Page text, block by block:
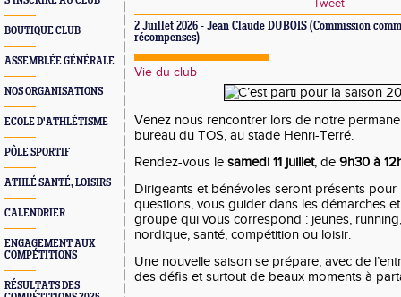
BOUTIQUE CLUB
ASSEMBLÉE GÉNÉRALE
NOS ORGANISATIONS
ECOLE D'ATHLÉTISME
PÔLE SPORTIF
ATHLÉ SANTÉ, LOISIRS
CALENDRIER
ENGAGEMENT AUX
COMPÉTITIONS
RÉSULTATS DES
Tweet
2 Juillet 2026 - Jean Claude DUBOIS (Commission
récompenses)
Vie du club
Venez nous rencontrer lors de notre
bureau du TOS, au stade Henri-Terré.
Rendez-vous le samedi 11 juillet, de 9h30 à
Dirigeants et bénévoles seront présents
questions, vous guider dans les démarches
groupe qui vous correspond : jeunes,
nordique, santé, compétition ou loisir.
Une nouvelle saison se prépare, avec de
des défis et surtout de beaux moments à